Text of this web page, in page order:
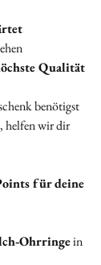
Qualität
benötigst
helfen wir dir
für deine
in